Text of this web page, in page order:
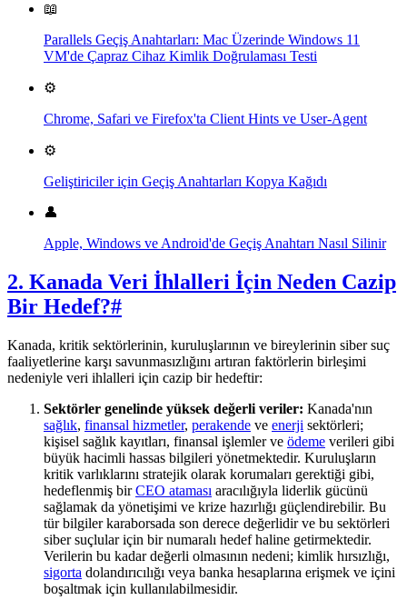
📖
Parallels Geçiş Anahtarları: Mac Üzerinde Windows 11
VM'de Çapraz Cihaz Kimlik Doğrulaması Testi
⚙️
Chrome, Safari ve Firefox'ta Client Hints ve User-Agent
⚙️
Geliştiriciler için Geçiş Anahtarları Kopya Kağıdı
👤
Apple, Windows ve Android'de Geçiş Anahtarı Nasıl Silinir
2. Kanada Veri İhlalleri İçin Neden Cazip
Bir Hedef?#
Kanada, kritik sektörlerinin, kuruluşlarının ve bireylerinin siber suç
faaliyetlerine karşı savunmasızlığını artıran faktörlerin birleşimi
nedeniyle veri ihlalleri için cazip bir hedeftir:
Sektörler genelinde yüksek değerli veriler: Kanada'nın
sağlık, finansal hizmetler, perakende ve enerji sektörleri;
kişisel sağlık kayıtları, finansal işlemler ve ödeme verileri gibi
büyük hacimli hassas bilgileri yönetmektedir. Kuruluşların
kritik varlıklarını stratejik olarak korumaları gerektiği gibi,
hedeflenmiş birCEO ataması aracılığıyla liderlik gücünü
sağlamak da yönetişimi ve krize hazırlığı güçlendirebilir. Bu
tür bilgiler karaborsada son derece değerlidir ve bu sektörleri
siber suçlular için bir numaralı hedef haline getirmektedir.
Verilerin bu kadar değerli olmasının nedeni; kimlik hırsızlığı,
sigorta dolandırıcılığı veya banka hesaplarına erişmek ve içini
boşaltmak için kullanılabilmesidir.